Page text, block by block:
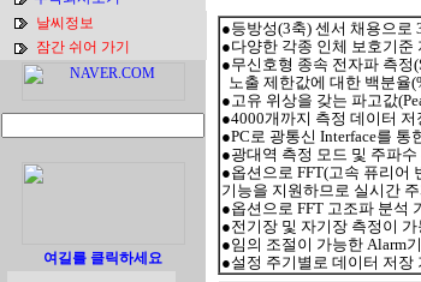
날씨정보
잠간 쉬어 가기
여길를 클릭하세요
●등방성(3축) 센서 채용으로
●다양한 각종 인체 보호기준
●무신호형 종속 전자파 측정
노출 제한값에 대한 백분율
●고유 위상을 갖는 파고값
●4000개까지 측정 데이터
●PC로 광통신 Interface를 통
●광대역 측정 모드 및 주파
●옵션으로 FFT(고속 퓨리어
기능을 지원하므로 실시간
●옵션으로 FFT 고조파 분석
●전기장 및 자기장 측정이 가
●임의 조절이 가능한 Alarm
●설정 주기별로 데이터 저장